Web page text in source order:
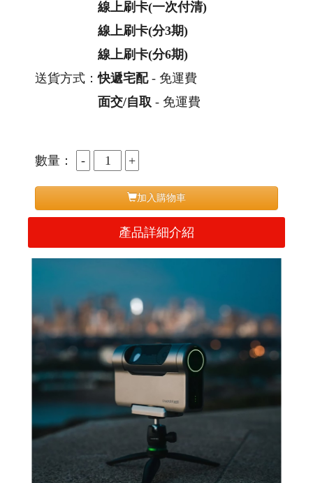
線上刷卡(一次付清)
線上刷卡(分3期)
線上刷卡(分6期)
送貨方式：快遞宅配- 免運費
面交/自取 - 免運費
數量：
加入購物車
產品詳細介紹